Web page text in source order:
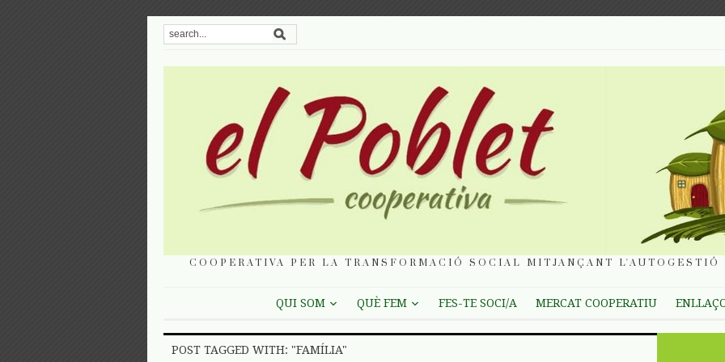
COOPERATIVA PER LA TRANSFORMACIÓ SOCIAL MITJANÇANT
QUI SOM QUÈ FEM FES-TE SOCI/A MERCAT COOPERATIU
POST TAGGED WITH: "FAMÍLIA"